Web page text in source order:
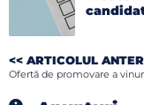
<< ARTICOLUL